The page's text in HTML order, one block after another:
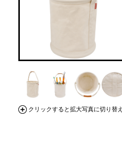
クリックすると拡大写真に切り替え